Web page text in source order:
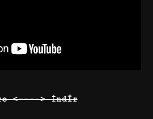
<———-> İndir